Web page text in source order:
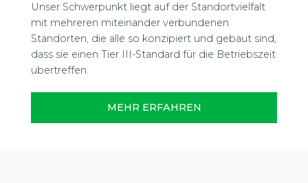
Unser Schwerpunkt liegt auf der Standortvielfalt
mit mehreren miteinander verbundenen
Standorten, die alle so konzipiert und gebaut sind,
dass sie einen Tier III-Standard für die Betriebszeit
übertreffen.
MEHR ERFAHREN